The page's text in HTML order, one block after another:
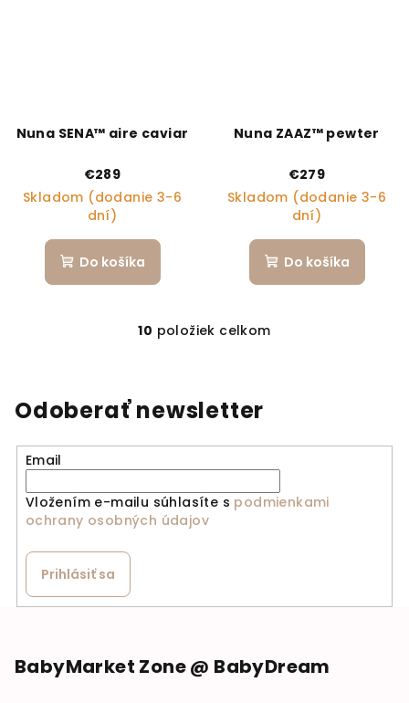
Nuna SENA™ aire caviar
€289
Skladom (dodanie 3-6
dní)
Do košíka
Nuna ZAAZ™ pewter
€279
Skladom (dodanie 3-6
dní)
Do košíka
Ovládacie prvky
10 položiek celkom
Odoberať newsletter
Email
Vložením e-mailu súhlasíte s podmienkami
ochrany osobných údajov
Prihlásiť sa
BabyMarket Zone @ BabyDream